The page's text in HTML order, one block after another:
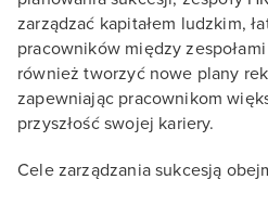
zarządzać kapitałem ludzkim,
pracowników między
również tworzyć nowe plany
zapewniając pracownikom
przyszłość swojej kariery.
Cele zarządzania sukcesją